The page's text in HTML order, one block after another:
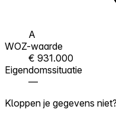
A
WOZ-waarde
€ 931.000
Eigendomssituatie
—
Kloppen je gegevens niet?